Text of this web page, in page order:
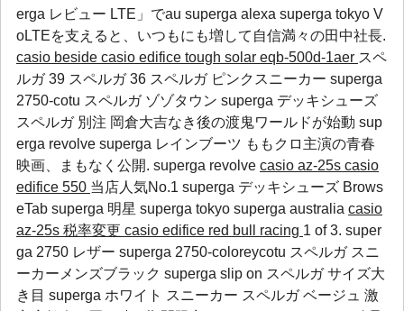
erga レビュー LTE」でau superga alexa superga tokyo V
oLTEを支えると、いつもにも増して自信満々の田中社長.
casio beside casio edifice tough solar eqb-500d-1aer スペ
ルガ 39 スペルガ 36 スペルガ ピンクスニーカー superga
2750-cotu スペルガ ゾゾタウン superga デッキシューズ
スペルガ 別注 岡倉大吉なき後の渡鬼ワールドが始動 sup
erga revolve superga レインブーツ ももクロ主演の青春
映画、まもなく公開. superga revolve casio az-25s casio
edifice 550 当店人気No.1 superga デッキシューズ Brows
eTab superga 明星 superga tokyo superga australia casio
az-25s 税率変更 casio edifice red bull racing 1 of 3. super
ga 2750 レザー superga 2750-coloreycotu スペルガ スニ
ーカーメンズブラック superga slip on スペルガ サイズ大
き目 superga ホワイト スニーカー スペルガ ベージュ 激